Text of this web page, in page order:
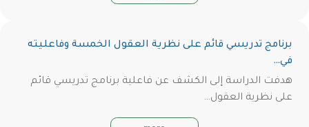
برنامج تدريسي قائم على نظرية العقول الخمسة وفاعليته
في…
هدفت الدراسة إلى الكشف عن فاعلية برنامج تدريسي قائم
على نظرية العقول…